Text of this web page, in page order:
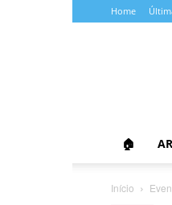
Home
🏠
Início